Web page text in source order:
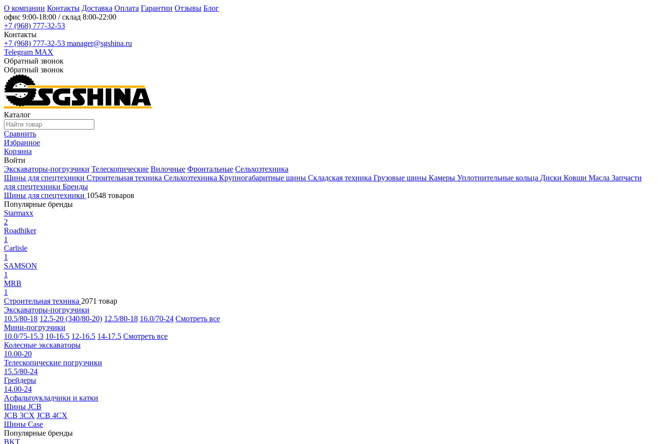
О компании Контакты Доставка Оплата Гарантии Отзывы Блог
офис 9:00-18:00 / склад 8:00-22:00
+7 (968) 777-32-53
Контакты
+7 (968) 777-32-53 manager@sgshina.ru
Telegram MAX
Обратный звонок
Обратный звонок
Каталог
Сравнить
Избранное
Корзина
Войти
Экскаваторы-погрузчики Телескопические Вилочные Фронтальные Сельхозтехника
Шины для спецтехники Строительная техника Сельхозтехника Крупногабаритные шины Складская техника Грузовые шины Камеры Уплотнительные кольца Диски Ковши Масла Запчасти
для спецтехники Бренды
Шины для спецтехники 10548 товаров
Популярные бренды
Starmaxx
2
Roadhiker
1
Carlisle
1
SAMSON
1
MRB
1
Строительная техника 2071 товар
Экскаваторы-погрузчики
10.5/80-18 12.5-20 (340/80-20) 12.5/80-18 16.0/70-24 Смотреть все
Мини-погрузчики
10.0/75-15.3 10-16.5 12-16.5 14-17.5 Смотреть все
Колесные экскаваторы
10.00-20
Телескопические погрузчики
15.5/80-24
Грейдеры
14.00-24
Асфальтоукладчики и катки
Шины JCB
JCB 3CX JCB 4CX
Шины Case
Популярные бренды
BKT